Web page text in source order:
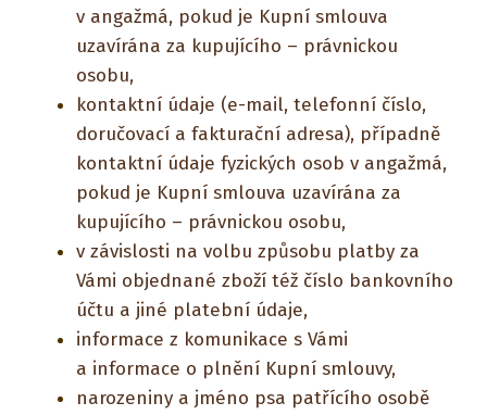
v angažmá, pokud je Kupní smlouva
uzavírána za kupujícího – právnickou
osobu,
kontaktní údaje (e-mail, telefonní číslo,
doručovací a fakturační adresa), případně
kontaktní údaje fyzických osob v angažmá,
pokud je Kupní smlouva uzavírána za
kupujícího – právnickou osobu,
v závislosti na volbu způsobu platby za
Vámi objednané zboží též číslo bankovního
účtu a jiné platební údaje,
informace z komunikace s Vámi
a informace o plnění Kupní smlouvy,
narozeniny a jméno psa patřícího osobě